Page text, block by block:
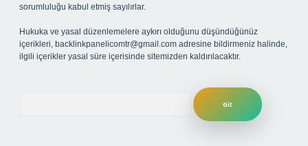
sorumluluğu kabul etmiş sayılırlar.
Hukuka ve yasal düzenlemelere aykırı olduğunu düşündüğünüz
içerikleri, backlinkpanelicomtr@gmail.com adresine bildirmeniz halinde,
ilgili içerikler yasal süre içerisinde sitemizden kaldırılacaktır.